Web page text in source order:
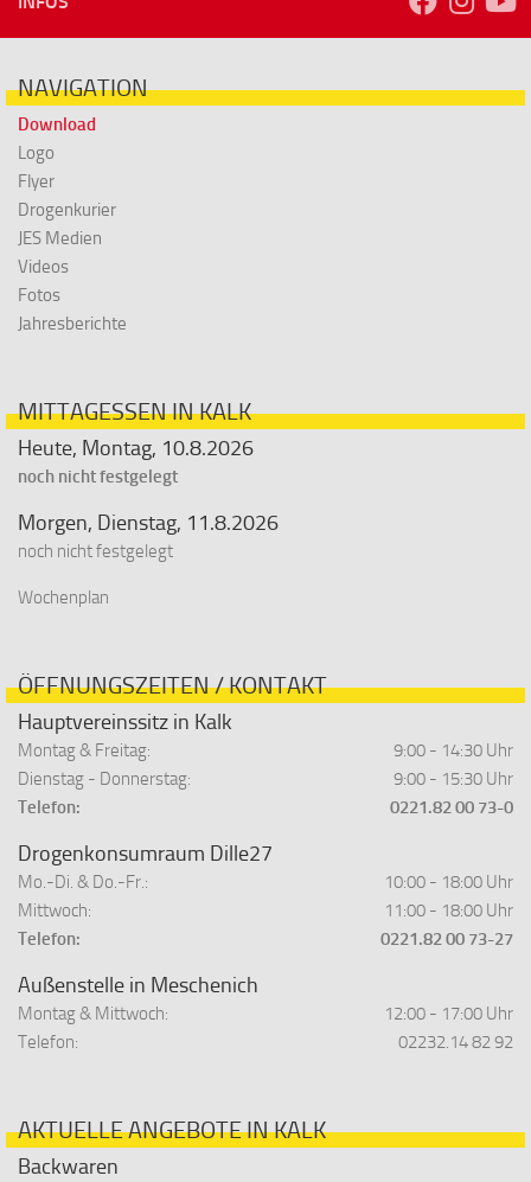
NAVIGATION
Download
Logo
Flyer
Drogenkurier
JES Medien
Videos
Fotos
Jahresberichte
MITTAGESSEN IN KALK
Heute, Montag, 10.8.2026
noch nicht festgelegt
Morgen, Dienstag, 11.8.2026
noch nicht festgelegt
Wochenplan
ÖFFNUNGSZEITEN / KONTAKT
Hauptvereinssitz in Kalk
Montag & Freitag:
9:00 - 14:30 Uhr
Dienstag - Donnerstag:
9:00 - 15:30 Uhr
Telefon:
0221.82 00 73-0
Drogenkonsumraum Dille27
Mo.-Di. & Do.-Fr.:
10:00 - 18:00 Uhr
Mittwoch:
11:00 - 18:00 Uhr
Telefon:
0221.82 00 73-27
Außenstelle in Meschenich
Montag & Mittwoch:
12:00 - 17:00 Uhr
Telefon:
02232.14 82 92
AKTUELLE ANGEBOTE IN KALK
Backwaren